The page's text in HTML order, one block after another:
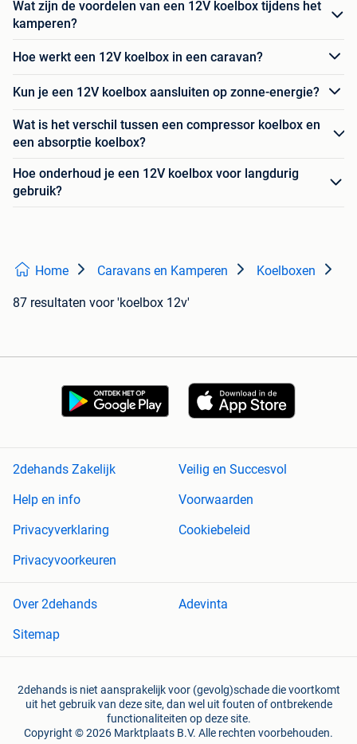
Wat zijn de voordelen van een 12V koelbox tijdens het
kamperen?
Hoe werkt een 12V koelbox in een caravan?
Kun je een 12V koelbox aansluiten op zonne-energie?
Wat is het verschil tussen een compressor koelbox en
een absorptie koelbox?
Hoe onderhoud je een 12V koelbox voor langdurig
gebruik?
Home Caravans en Kamperen Koelboxen
87 resultaten voor 'koelbox 12v'
2dehands Zakelijk
Veilig en Succesvol
Help en info
Voorwaarden
Privacyverklaring
Cookiebeleid
Privacyvoorkeuren
Over 2dehands
Adevinta
Sitemap
2dehands is niet aansprakelijk voor (gevolg)schade die voortkomt
uit het gebruik van deze site, dan wel uit fouten of ontbrekende
functionaliteiten op deze site.
Copyright © 2026 Marktplaats B.V. Alle rechten voorbehouden.